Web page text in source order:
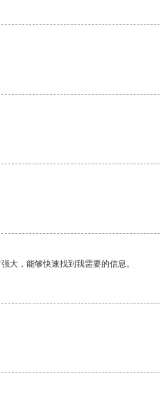
大，能够快速找到我需要的信息。